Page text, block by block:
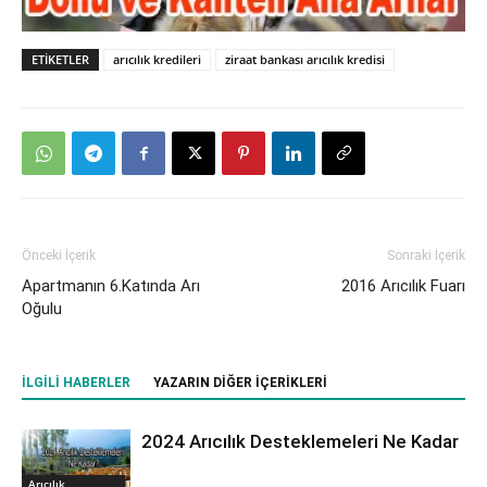
ETIKETLER arıcılık kredileri ziraat bankası arıcılık kredisi
Önceki İçerik
Apartmanın 6.Katında Arı
Oğulu
Sonraki İçerik
2016 Arıcılık Fuarı
İLGILI HABERLER YAZARIN DIĞER İÇERIKLERI
Arıcılık
2024 Arıcılık Desteklemeleri Ne Kadar